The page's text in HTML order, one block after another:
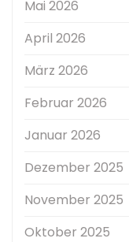
Mai 2026
April 2026
März 2026
Februar 2026
Januar 2026
Dezember 2025
November 2025
Oktober 2025